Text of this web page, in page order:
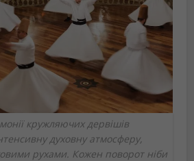
кружляючих дервішів
духовну атмосферу,
рухами. Кожен поворот ніби